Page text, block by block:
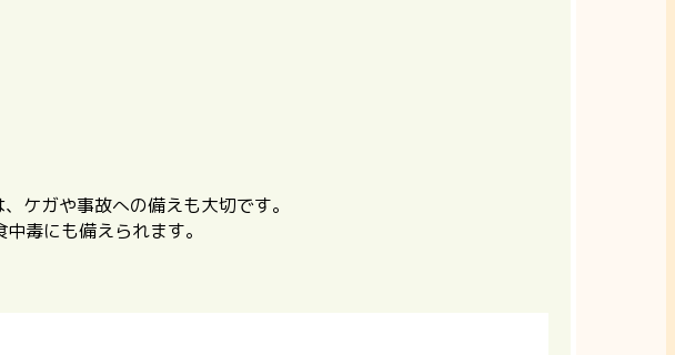
ケガや事故への備えも大切です。
毒にも備えられます。